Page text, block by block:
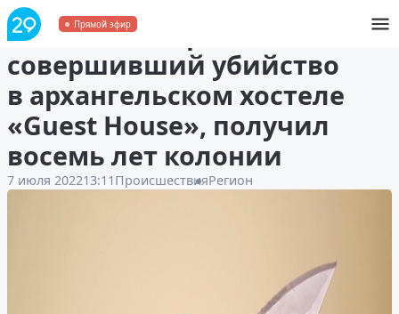
Прямой эфир
Житель Самары,
совершивший убийство
в архангельском хостеле
«Guest House», получил
восемь лет колонии
7 июля 202213:11 ПроисшествияРегион